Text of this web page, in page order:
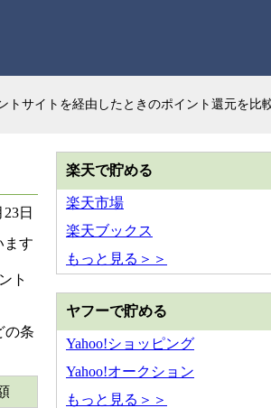
サイトを経由したときのポイント還元を比
日
ます
ト
の条
楽天で貯める
楽天市場
楽天ブックス
もっと見る＞＞
ヤフーで貯める
Yahoo!ショッピング
Yahoo!オークション
もっと見る＞＞